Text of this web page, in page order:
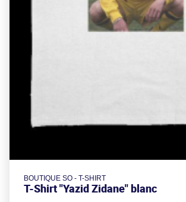
BOUTIQUE SO - T-SHIRT
T-Shirt "Yazid Zidane" blanc